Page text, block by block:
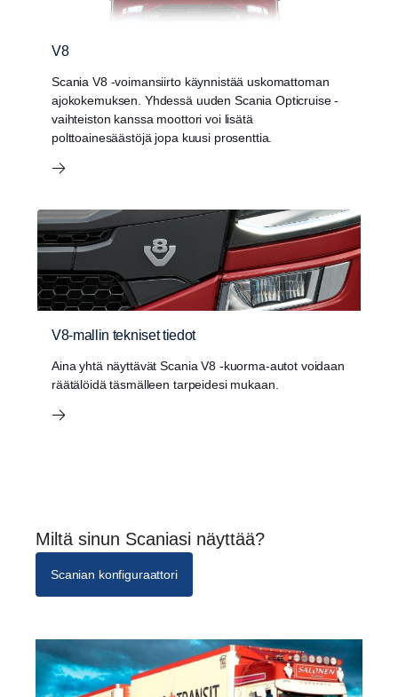
V8
Scania V8 -voimansiirto käynnistää uskomattoman
ajokokemuksen. Yhdessä uuden Scania Opticruise -
vaihteiston kanssa moottori voi lisätä
polttoainesäästöjä jopa kuusi prosenttia.
V8-mallin tekniset tiedot
Aina yhtä näyttävät Scania V8 ‑kuorma-autot voidaan
räätälöidä täsmälleen tarpeidesi mukaan.
Miltä sinun Scaniasi näyttää?
Scanian konfiguraattori